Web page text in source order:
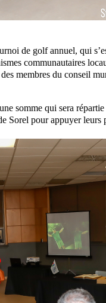
de golf annuel, qui
communautaires
membres du conseil
somme qui sera
pour appuyer leurs